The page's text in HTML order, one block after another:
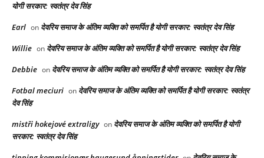
योगी सरकार: स्वतंत्र देव सिंह
Earl on देवरिय समाज के अंतिम व्यक्ति को समर्पित है योगी सरकार: स्वतंत्र देव सिंह
Willie on देवरिय समाज के अंतिम व्यक्ति को समर्पित है योगी सरकार: स्वतंत्र देव सिंह
Debbie on देवरिय समाज के अंतिम व्यक्ति को समर्पित है योगी सरकार: स्वतंत्र देव सिंह
Fotbal meciuri on देवरिय समाज के अंतिम व्यक्ति को समर्पित है योगी सरकार: स्वतंत्र
देव सिंह
mistři hokejové extraligy on देवरिय समाज के अंतिम व्यक्ति को समर्पित है योगी
सरकार: स्वतंत्र देव सिंह